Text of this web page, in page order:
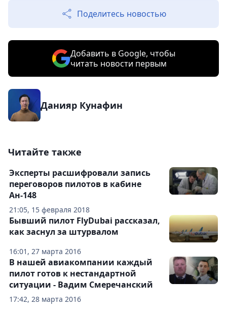
Поделитесь новостью
Добавить в Google, чтобы
читать новости первым
Данияр Кунафин
Читайте также
21:05, 15 февраля 2018
Эксперты расшифровали запись
переговоров пилотов в кабине
Ан-148
16:01, 27 марта 2016
Бывший пилот FlyDubai рассказал,
как заснул за штурвалом
17:42, 28 марта 2016
В нашей авиакомпании каждый
пилот готов к нестандартной
ситуации - Вадим Смеречанский